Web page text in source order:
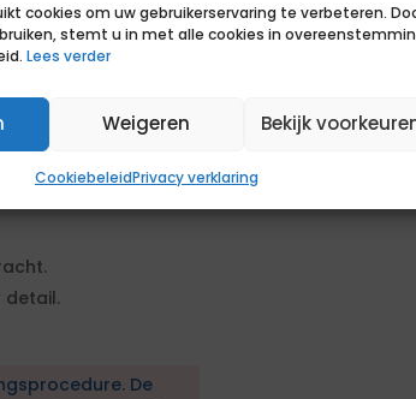
cookies om uw gebruikerservaring te verbeteren.
stemt u in met alle cookies in
Lees verder
Weigeren Bekijk
CookiebeleidPrivacy verklaring
de dienstverlening
en beschikking
detail.
De